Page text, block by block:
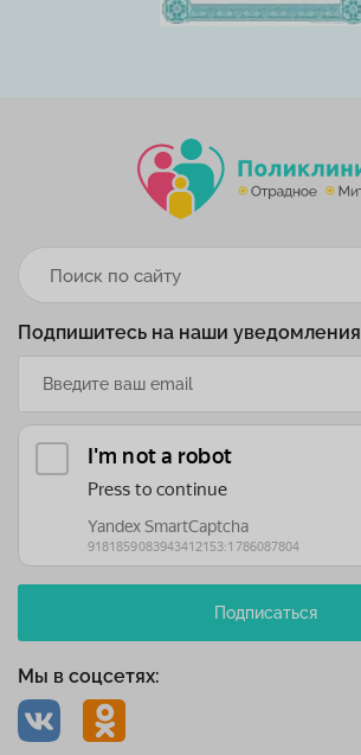
Мы в соцсетях:
Подпишитесь на наши уведомления
Подписаться